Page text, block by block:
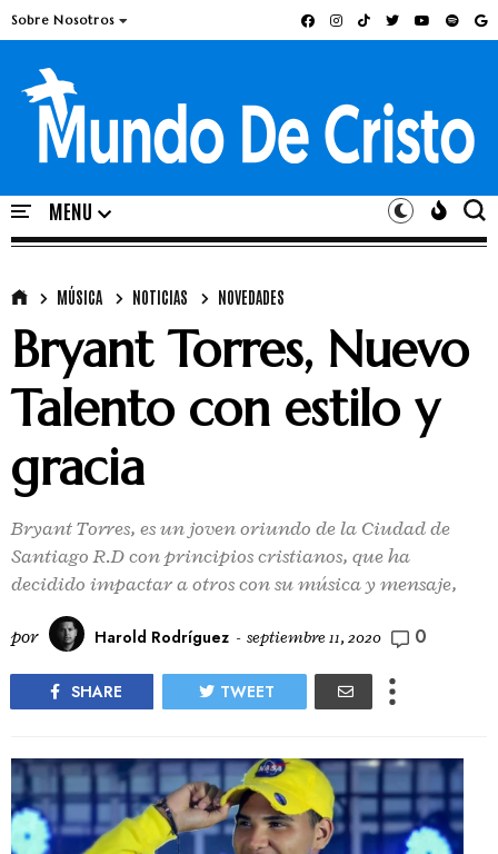
Sobre Nosotros
MÚSICA NOTICIAS NOVEDADES
Bryant Torres, Nuevo
Talento con estilo y
gracia
Bryant Torres, es un joven oriundo de la Ciudad de
Santiago R.D con principios cristianos, que ha
decidido impactar a otros con su música y mensaje,
por Harold Rodríguez - septiembre 11, 2020 0
SHARE TWEET